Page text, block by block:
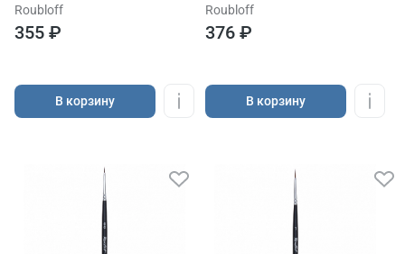
Roubloff
355 ₽
В корзину
ручка короткая
Roubloff
376 ₽
В корзину